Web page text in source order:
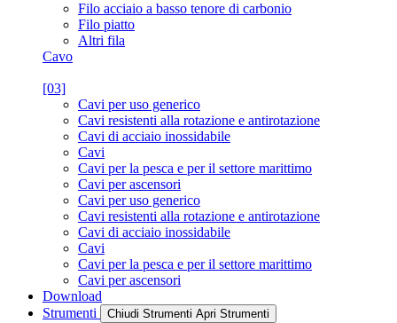
Filo acciaio a basso tenore di carbonio
Filo piatto
Altri fila
Cavo
[03]
Cavi per uso generico
Cavi resistenti alla rotazione e antirotazione
Cavi di acciaio inossidabile
Cavi
Cavi per la pesca e per il settore marittimo
Cavi per ascensori
Cavi per uso generico
Cavi resistenti alla rotazione e antirotazione
Cavi di acciaio inossidabile
Cavi
Cavi per la pesca e per il settore marittimo
Cavi per ascensori
Download
Strumenti
Chiudi Strumenti Apri Strumenti